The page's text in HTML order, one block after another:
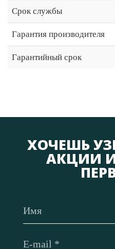
Срок службы
Гарантия производителя
Гарантийный срок
ХОЧЕШЬ
АКЦИИ